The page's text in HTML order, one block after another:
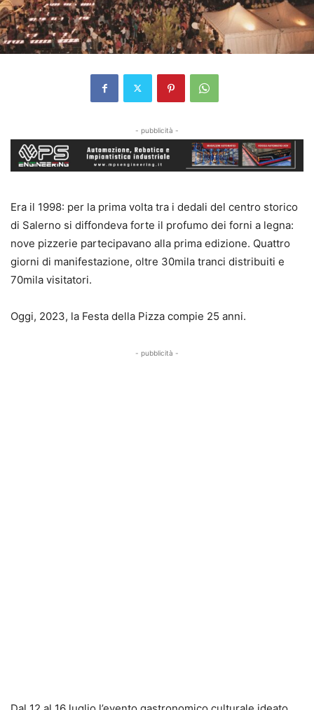
- pubblicità -
Era il 1998: per la prima volta tra i dedali del centro storico
di Salerno si diffondeva forte il profumo dei forni a legna:
nove pizzerie partecipavano alla prima edizione. Quattro
giorni di manifestazione, oltre 30mila tranci distribuiti e
70mila visitatori.
Oggi, 2023, la Festa della Pizza compie 25 anni.
- pubblicità -